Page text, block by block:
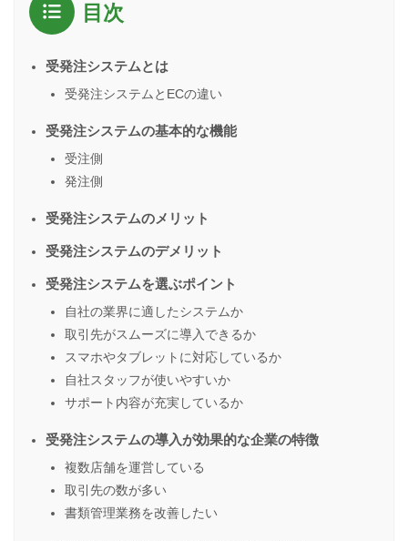
目次
受発注システムとは
受発注システムとECの違い
受発注システムの基本的な機能
受注側
発注側
受発注システムのメリット
受発注システムのデメリット
受発注システムを選ぶポイント
自社の業界に適したシステムか
取引先がスムーズに導入できるか
スマホやタブレットに対応しているか
自社スタッフが使いやすいか
サポート内容が充実しているか
受発注システムの導入が効果的な企業の特徴
複数店舗を運営している
取引先の数が多い
書類管理業務を改善したい